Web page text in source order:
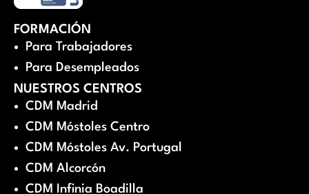
FORMACIÓN
Para Trabajadores
Para Desempleados
NUESTROS CENTROS
CDM Madrid
CDM Móstoles Centro
CDM Móstoles Av. Portugal
CDM Alcorcón
CDM Infinia Boadilla